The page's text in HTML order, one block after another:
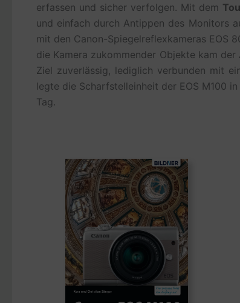
erfassen und sicher verfolgen. Mit dem
und einfach durch Antippen des Monitors
mit den Canon-Spiegelreflexkameras EOS
die Kamera zukommender Objekte kam
Ziel zuverlässig, lediglich verbunden mit
legte die Scharfstelleinheit der EOS M100
Tag.